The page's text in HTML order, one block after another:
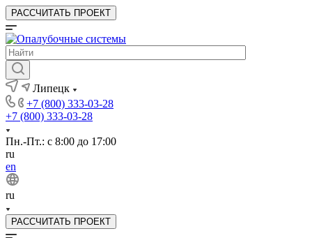
РАССЧИТАТЬ ПРОЕКТ
Липецк
+7 (800) 333-03-28
+7 (800) 333-03-28
Пн.-Пт.: с 8:00 до 17:00
ru
en
ru
РАССЧИТАТЬ ПРОЕКТ